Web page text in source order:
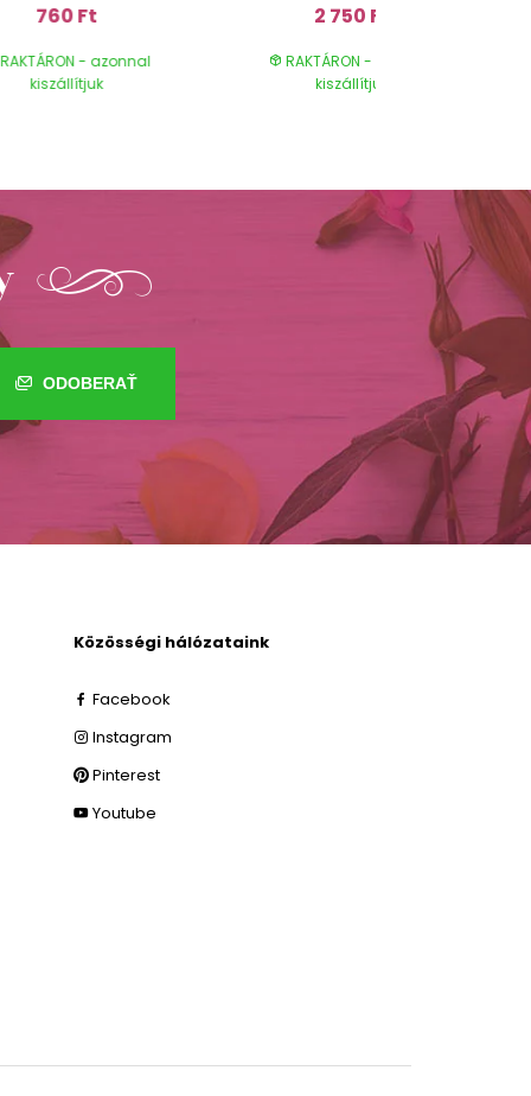
760 Ft
RAKTÁRON - azonnal
kiszállítjuk
2 750 Ft
RAKTÁRON - azonnal
kiszállítjuk
ODOBERAŤ
Közösségi hálózataink
Facebook
Instagram
Pinterest
Youtube